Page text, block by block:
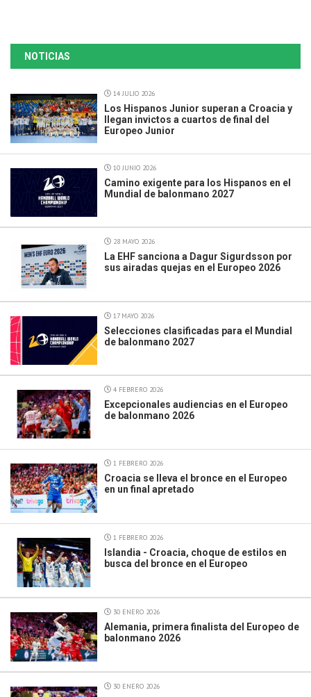
NOTICIAS
14 JULIO 2026
Los Hispanos Junior superan a Croacia y
llegan invictos a cuartos de final del
Europeo Junior
10 JUNIO 2026
Camino exigente para los Hispanos en el
Mundial de balonmano 2027
28 MAYO 2026
La EHF sanciona a Dagur Sigurdsson por
sus airadas quejas en el Europeo 2026
17 MAYO 2026
Selecciones clasificadas para el Mundial
de balonmano 2027
4 FEBRERO 2026
Excepcionales audiencias en el Europeo
de balonmano 2026
1 FEBRERO 2026
Croacia se lleva el bronce en el Europeo
en un final apretado
1 FEBRERO 2026
Islandia - Croacia, choque de estilos en
busca del bronce en el Europeo
30 ENERO 2026
Alemania, primera finalista del Europeo de
balonmano 2026
30 ENERO 2026